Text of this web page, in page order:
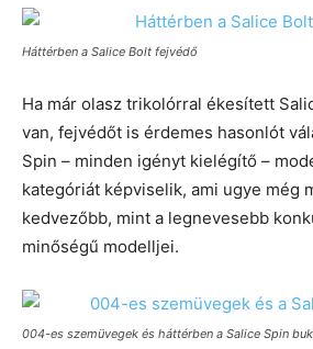
Háttérben a Salice Bolt fejvédő
Ha már olasz trikolórral ékesített
van, fejvédőt is érdemes hasonlót
Spin – minden igényt kielégítő –
kategóriát képviselik, ami ugye még
kedvezőbb, mint a legnevesebb
minőségű modelljei.
004-es szemüvegek és háttérben a Salice Spin